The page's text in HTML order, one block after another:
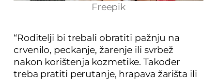
Freepik
“Roditelji bi trebali obratiti pažnju na
crvenilo, peckanje, žarenje ili svrbež
nakon korištenja kozmetike. Također
treba pratiti perutanje, hrapava žarišta ili